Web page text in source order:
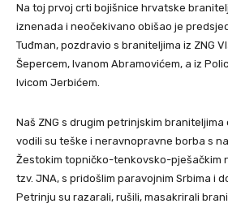
Na toj prvoj crti bojišnice hrvatske
iznenada i neočekivano obišao je
Tuđman, pozdravio s braniteljima iz ZNG
Šepercem, Ivanom Abramovićem, a iz
Ivicom Jerbićem.
Naš ZNG s drugim petrinjskim braniteljima
vodili su teške i neravnopravne borba s
Žestokim topničko-tenkovsko-pješačkim
tzv. JNA, s pridošlim paravojnim Srbima i
Petrinju su razarali, rušili, masakrirali